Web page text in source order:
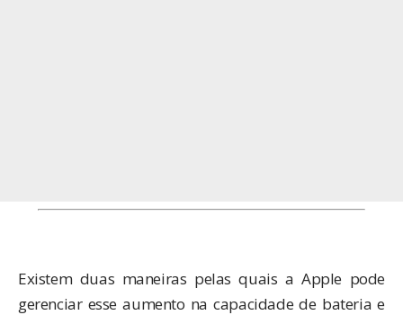
Existem duas maneiras pelas quais a Apple pode
gerenciar esse aumento na capacidade de bateria e